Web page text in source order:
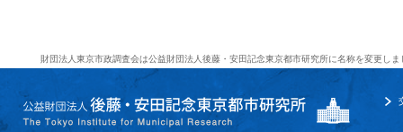
財団法人東京市政調査会は公益財団法人後藤・安田記念東京都市研究所に名称を変更しま